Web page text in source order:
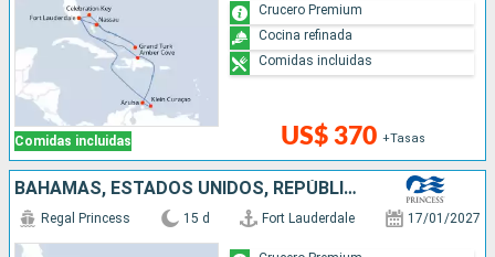
Comidas incluidas US$ 370 +Tasas
Crucero Premium
Cocina refinada
Comidas incluidas
BAHAMAS, ESTADOS UNIDOS, REPÚBLICA DOMINICANA, PUERTO RICO
Regal Princess 15 d Fort Lauderdale 17/01/2027